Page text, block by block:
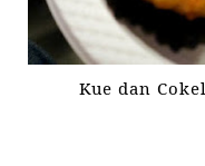
Kue dan